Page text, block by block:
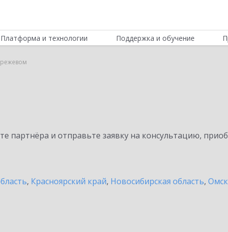
Платформа и технологии Поддержка и обучение
и отправьте заявку на консультацию,
, Красноярский край, Новосибирская область,